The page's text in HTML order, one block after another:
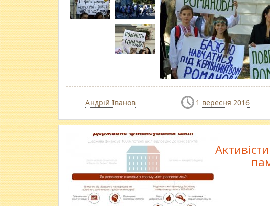
Андрій Іванов 1 вересня 2016